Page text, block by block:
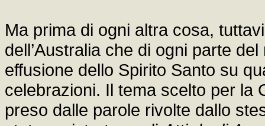
Ma prima di ogni altra cosa,
dell’Australia che di ogni parte
effusione dello Spirito Santo su
celebrazioni. Il tema scelto per la
preso dalle parole rivolte dallo